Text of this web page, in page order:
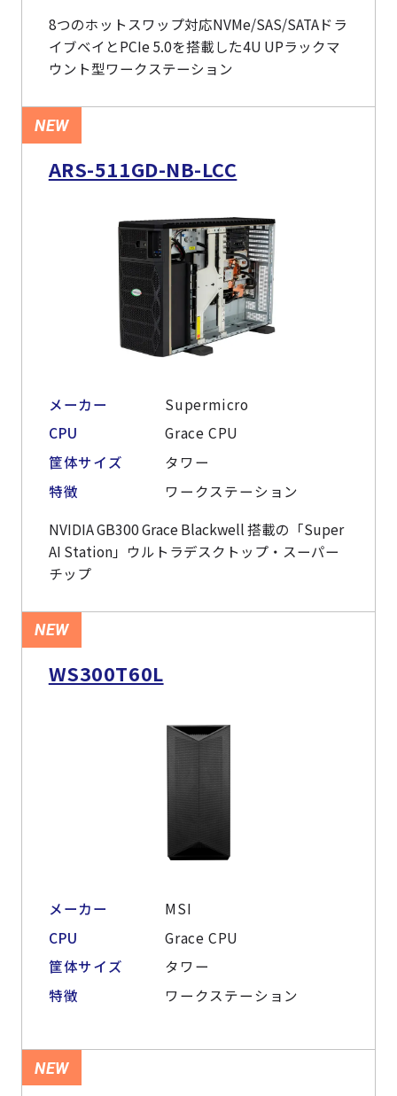
8つのホットスワップ対応NVMe/SAS/SATAドラ
イブベイとPCIe 5.0を搭載した4U UPラックマ
ウント型ワークステーション
NEW
ARS-511GD-NB-LCC
メーカー
Supermicro
CPU
Grace CPU
筐体サイズ
タワー
特徴
ワークステーション
NVIDIA GB300 Grace Blackwell 搭載の「Super
AI Station」ウルトラデスクトップ・スーパー
チップ
NEW
WS300T60L
メーカー
MSI
CPU
Grace CPU
筐体サイズ
タワー
特徴
ワークステーション
NEW